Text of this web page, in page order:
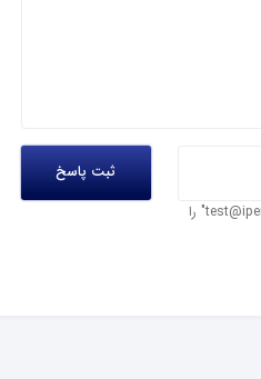
در صورتی که ایمیل ندارید، لطفاً ایمیل "test@ipemdad.com" را